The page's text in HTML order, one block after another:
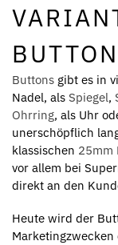
Buttons gibt es in
Nadel, als Spiegel,
Ohrring, als Uhr
unerschöpflich
klassischen 25mm
vor allem bei
direkt an den
Heute wird der